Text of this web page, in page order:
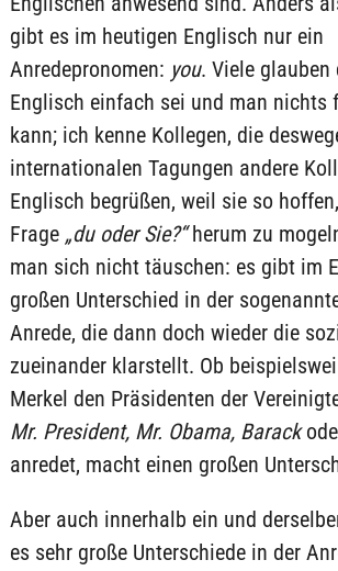
gibt es im heutigen Englisch nur ein
Anredepronomen: you. Viele glauben
Englisch einfach sei und man nichts
kann; ich kenne Kollegen, die
internationalen Tagungen andere
Englisch begrüßen, weil sie so
Frage„du oder Sie?“herum zu
man sich nicht täuschen: es gibt im
großen Unterschied in der
Anrede, die dann doch wieder die
zueinander klarstellt. Ob
Merkel den Präsidenten der
Mr. President, Mr. Obama, Barack
anredet, macht einen großen
Aber auch innerhalb ein und
es sehr große Unterschiede in der